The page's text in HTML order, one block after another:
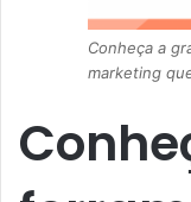
Conheça a
marketing